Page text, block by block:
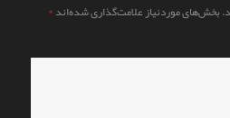
بخش‌های موردنیاز علامت‌گذاری شده‌اند*